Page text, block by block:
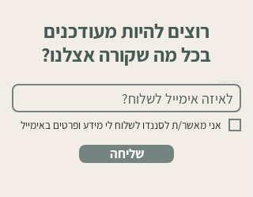
רוצים להיות מעודכנים
בכל מה שקורה אצלנו?
אימייל (חובה)
אני מאשר/ת לסננדו לשלוח לי מידע ופרטים באימייל
שליחה